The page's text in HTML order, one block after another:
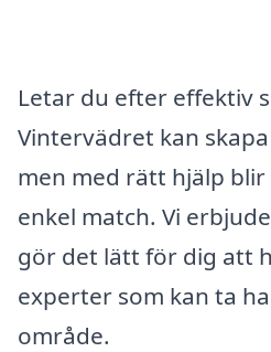
Letar du efter effektiv
Vintervädret kan
men med rätt hjälp
enkel match. Vi
gör det lätt för dig att
experter som kan ta
område.